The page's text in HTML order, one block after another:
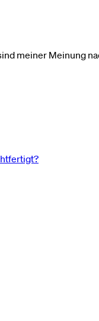
meiner Meinung